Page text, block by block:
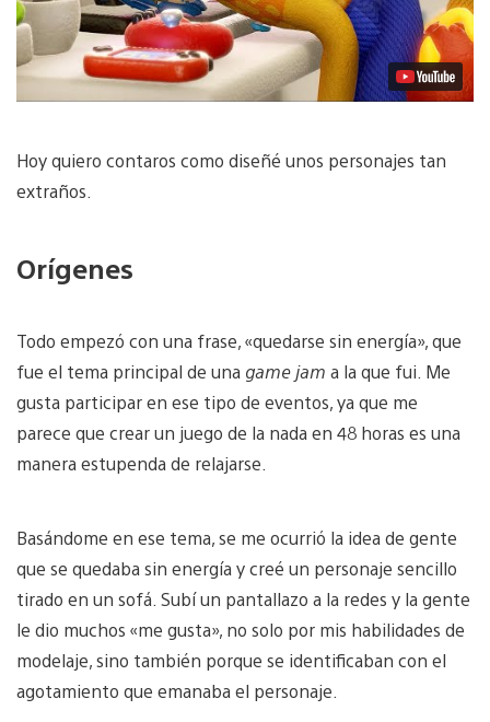
Hoy quiero contaros como diseñé unos personajes tan
extraños.
Orígenes
Todo empezó con una frase, «quedarse sin energía», que
fue el tema principal de una game jam a la que fui. Me
gusta participar en ese tipo de eventos, ya que me
parece que crear un juego de la nada en 48 horas es una
manera estupenda de relajarse.
Basándome en ese tema, se me ocurrió la idea de gente
que se quedaba sin energía y creé un personaje sencillo
tirado en un sofá. Subí un pantallazo a la redes y la gente
le dio muchos «me gusta», no solo por mis habilidades de
modelaje, sino también porque se identificaban con el
agotamiento que emanaba el personaje.